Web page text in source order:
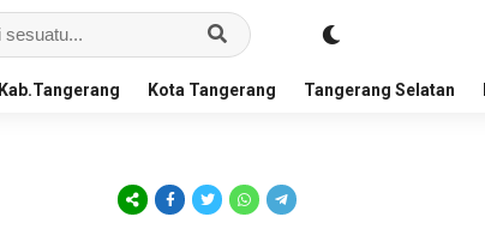
Kab.Tangerang Kota Tangerang Tangerang Selatan